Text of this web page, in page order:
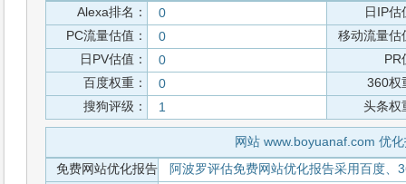
Alexa排名：
0
日IP估
PC流量估值：
0
移动流量估
日PV估值：
0
PR
百度权重：
0
360权
搜狗评级：
1 头条权
网站 www.boyuanaf.com 优
免费网站优化报告
阿波罗评估免费网站优化报告采用百度、